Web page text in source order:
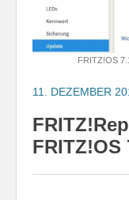
FRITZ!OS
11. DEZEMBER
FRITZ!OS